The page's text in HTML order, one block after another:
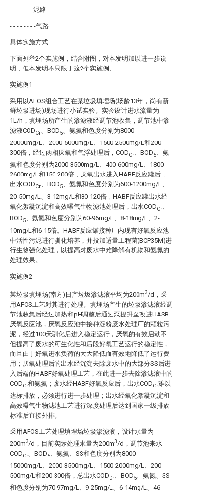
------------泥路
-·-·-·-·-·-·-·-气路
具体实施方式
下面列举2个实施例，结合附图，对本发明加以进一步说
明，但本发明不只限于这2个实施例。
实施例1
采用以AFOS组合工艺在某垃圾填埋场(场龄13年，尚有新
鲜垃圾进场)现场进行小试实验。实验设计进水流量为
1L/h，填埋场所产生的渗滤液经调节池收集，调节池中渗
滤液CODCr 、BOD5 、氨氮和色度分别为8000-
20000mg/L、2000-5000mg/L、1500-2500mg/L和200-
300倍，经过两相厌氧和气浮处理后，CODCr 、BOD5 、氨
氮和色度分别为2000-3500mg/L、400-600mg/L、1800-
2600mg/L和150-200倍，厌氧出水进入HABF反应罐后，
出水CODCr、BOD5、氨氮和色度分别为600-1200mg/L、
20-50mg/L、3-12mg/L和80-120倍，HABF反应罐出水经
氧化絮凝沉淀和高效曝气生物滤池处理后，出水CODCr
BOD5、氨氮和色度分别为60-96mg/L、8-18mg/L、2-
10mg/L和6-15倍。HABF反应罐接种厂内现有好氧反应池
中活性污泥进行驯化培养，并投加适量工程菌(BCP35M)进
行生物强化处理，以提高对废水中难降解有机物和氨氮的
处理效果。
实施例2
某垃圾填埋场(南方)日产垃圾渗滤液平均为200m3/d，采
用AFOS工艺对其进行处理。填埋场产生的垃圾渗滤液经调
节池收集后经过加热和pH调整后通过泵提升至改进UASB
厌氧反应池，厌氧反应池中接种淀粉废水处理厂的颗粒污
泥，经过100天驯化后进入稳定运行，厌氧的有效启动不
但提高了废水的可生化性和后段好氧工艺运行的稳定性，
而且由于好氧进水负荷的大大降低而有效地降低了运行费
用；厌氧处理后的出水经沉淀去除废水中的大部分SS后进
入后端的HABF好氧处理工艺，在此进一步去除渗滤液中的
CODCr和氨氮；废水经HABF好氧反应后，出水CODCr难以
达标排放，必须进行进一步处理；出水经氧化絮凝沉淀和
高效曝气生物滤池工艺进行深度处理后达到国家一级排放
标准后直接外排。
采用AFOS工艺处理填埋场垃圾渗滤液，设计水量为
200m3/d，目前实际处理水量为200m3/d，调节池来水
CODCr、BOD5、氨氮、SS和色度分别为8000-
15000mg/L、2000-3500mg/L、1500-2000mg/L、200-
500mg/L和200-300倍，总出水CODCr 、BOD5 、氨氮、SS
和色度分别为70-97mg/L、9-25mg/L、6-14mg/L、46-